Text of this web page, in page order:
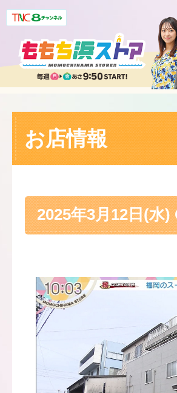
お店情報
2025年3月12日(水)